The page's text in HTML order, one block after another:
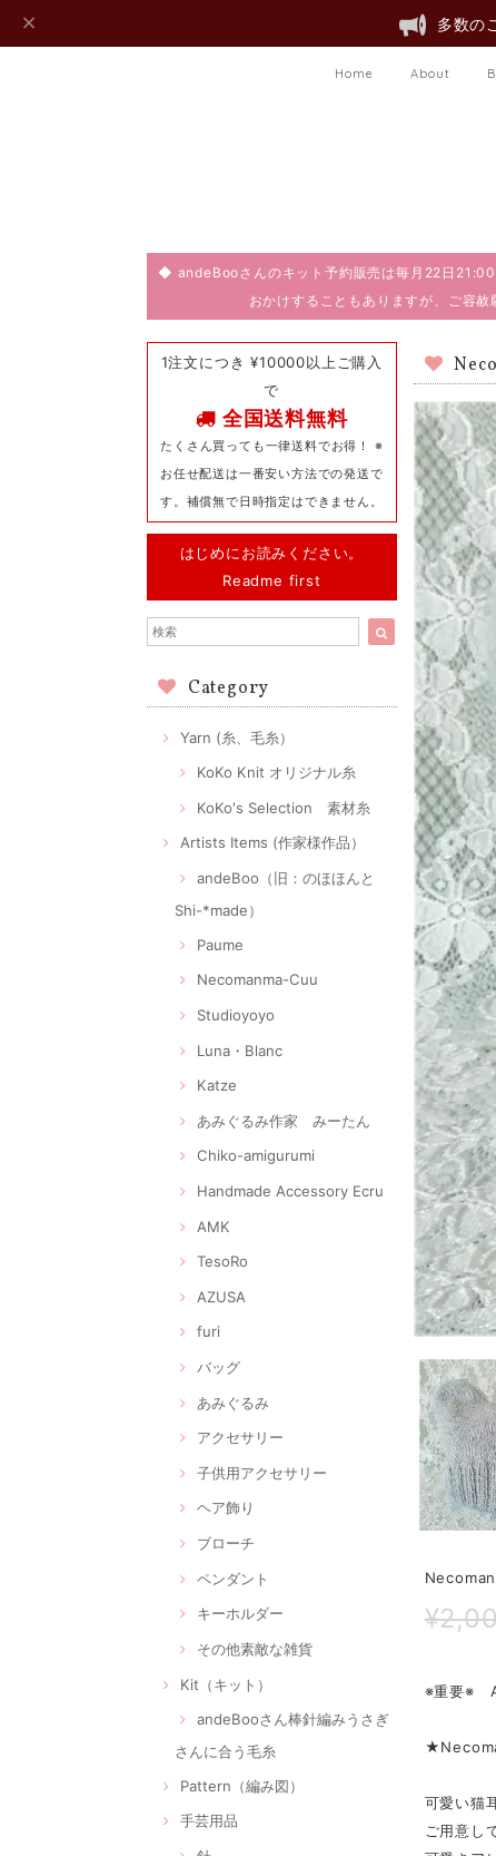
多数の
Home About
◆ andeBooさんのキット予約販売は毎月22日
おかけすることもありますが、ご容
1注文につき ¥10000以上ご購入
で
全国送料無料
たくさん買っても一律送料でお得！ ※
お任せ配送は一番安い方法での発送で
す。補償無で日時指定はできません。
はじめにお読みください。
Readme first
Category
Yarn (糸、毛糸）
KoKo Knit オリジナル糸
KoKo's Selection 素材糸
Artists Items (作家様作品）
andeBoo（旧：のほほんと
Shi-*made）
Paume
Necomanma-Cuu
Studioyoyo
Luna・Blanc
Katze
あみぐるみ作家 みーたん
Chiko-amigurumi
Handmade Accessory Ecru
AMK
TesoRo
AZUSA
furi
バッグ
あみぐるみ
アクセサリー
子供用アクセサリー
ヘア飾り
ブローチ
ペンダント
キーホルダー
その他素敵な雑貨
Kit（キット）
andeBooさん棒針編みうさぎ
さんに合う毛糸
Pattern（編み図）
手芸用品
※重要※
可愛い猫
ご用意し